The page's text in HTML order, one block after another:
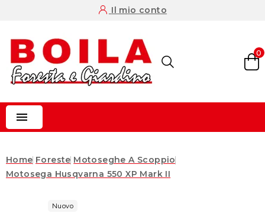
Il mio conto
0

Home Foreste Motoseghe A Scoppio
Motosega Husqvarna 550 XP Mark II
Nuovo